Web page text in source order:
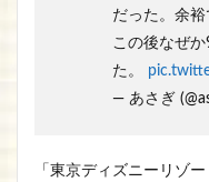
だった。余裕
この後なぜ
た。
— あさぎ
「東京ディズニーリゾ